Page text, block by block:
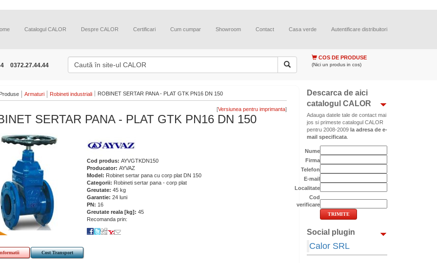
Catalogul CALOR Despre CALOR Certificari Cum cumpar Showroom Contact Casa verde Autentificare distribuitori
0372.27.44.44
COS DE PRODUSE
(Nici un produs in cos)
Armaturi Robineti industriali ROBINET SERTAR PANA - PLAT GTK PN16 DN 150
[ ]
SERTAR PANA - PLAT GTK PN16 DN 150
Cod produs: AYVGTKDN150
Producator: AYVAZ
Model: Robinet sertar pana cu corp plat DN 150
Categorii: Robineti sertar pana - corp plat
Greutate: 45 kg
Garantie: 24 luni
PN: 16
Greutate reala [kg]: 45
Recomanda prin:
Cost Transport
Descarca de aici
catalogul CALOR
Adauga datele tale de contact mai
jos si primeste catalogul CALOR
pentru 2008-2009 la adresa de e-
mail specificata
Nume
Firma
Telefon
E-mail
Localitate
Cod
verificare
Social plugin
Calor SRL